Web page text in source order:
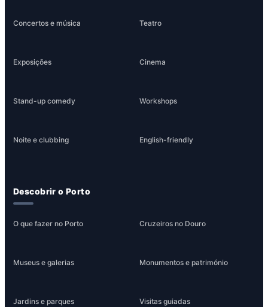
Concertos e música Teatro
Exposições Cinema
Stand-up comedy Workshops
Noite e clubbing English-friendly
Descobrir o Porto
O que fazer no Porto Cruzeiros no Douro
Museus e galerias Monumentos e património
Jardins e parques Visitas guiadas